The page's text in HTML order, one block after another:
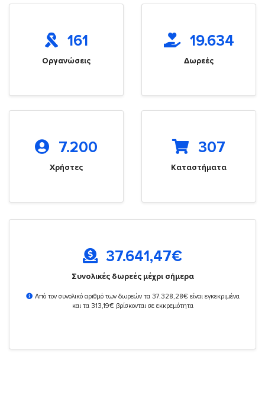
161
Οργανώσεις
19.634
Δωρεές
7.200
Χρήστες
307
Καταστήματα
37.641,47€
Συνολικές δωρεές μέχρι σήμερα
Από τον συνολικό αριθμό των δωρεών τα 37.328,28€ είναι εγκεκριμένα
και τα 313,19€ βρίσκονται σε εκκρεμότητα